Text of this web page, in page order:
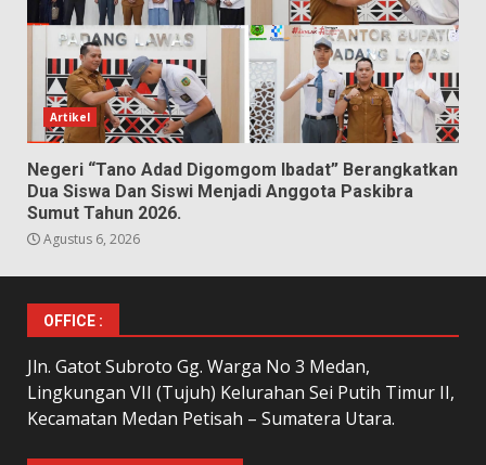
Artikel
Negeri “Tano Adad Digomgom Ibadat” Berangkatkan
Dua Siswa Dan Siswi Menjadi Anggota Paskibra
Sumut Tahun 2026.
Agustus 6, 2026
OFFICE :
Jln. Gatot Subroto Gg. Warga No 3 Medan,
Lingkungan VII (Tujuh) Kelurahan Sei Putih Timur II,
Kecamatan Medan Petisah – Sumatera Utara.